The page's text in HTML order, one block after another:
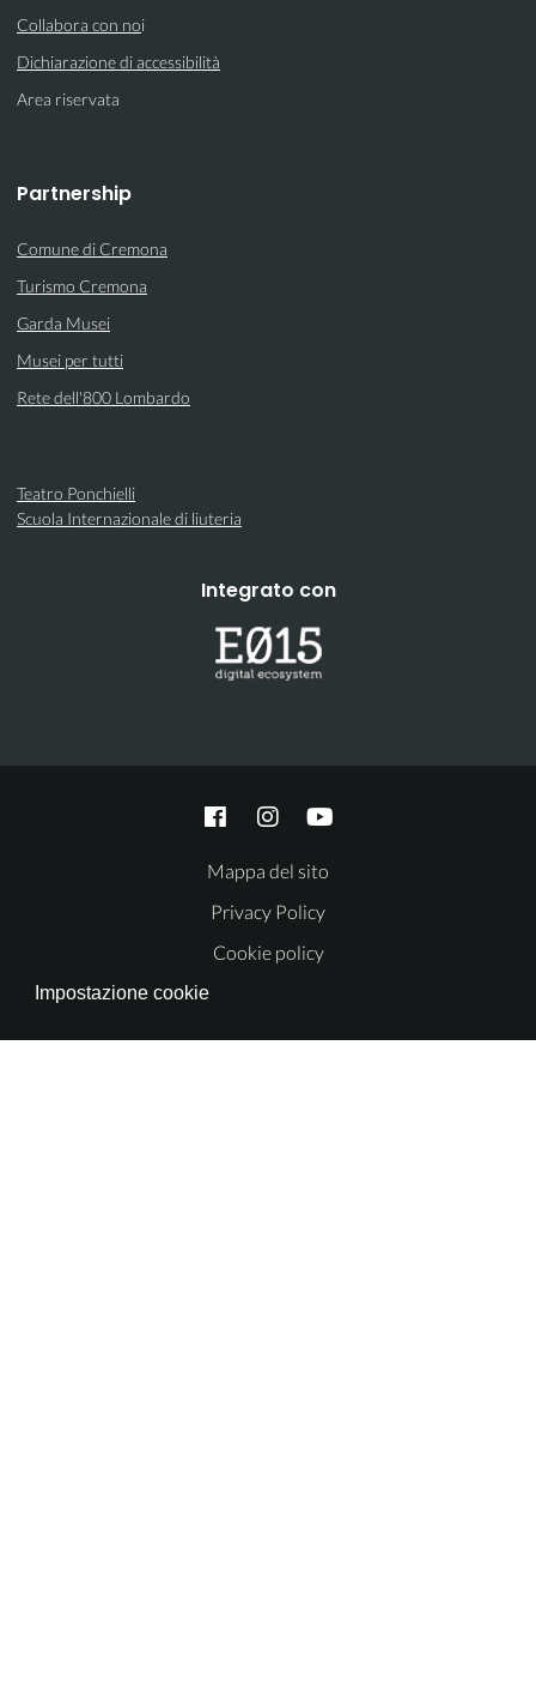
Collabora con noi
Dichiarazione di accessibilità
Area riservata
Partnership
Comune di Cremona
Turismo Cremona
Garda Musei
Musei per tutti
Rete dell'800 Lombardo
Teatro Ponchielli
Scuola Internazionale di liuteria
Integrato con
Mappa del sito
Privacy Policy
Cookie policy
Impostazione cookie